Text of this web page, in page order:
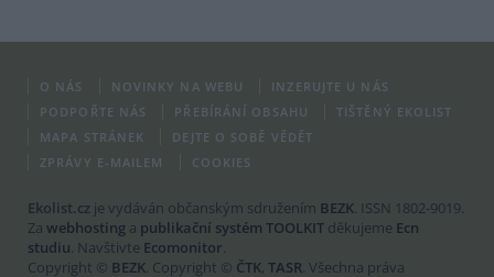
O NÁS NOVINKY NA WEBU
INZERUJTE U NÁS
PODPOŘTE NÁS
PŘEBÍRÁNÍ OBSAHU
TIŠTĚNÝ EKOLIST
MAPA STRÁNEK
DEJTE O SOBĚ VĚDĚT
ZPRÁVY E-MAILEM
COOKIES
Ekolist.cz je vydáván občanským sdružením BEZK. ISSN 1802-9019.
Za webhosting a publikační systém TOOLKIT děkujeme Ecn
studiu. Navštivte Ecomonitor.
Copyright © BEZK. Copyright © ČTK, TASR. Všechna práva